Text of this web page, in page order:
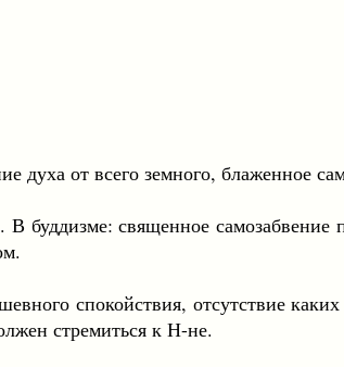
всего земного, блаженное
священное самозабвение
отсутствие каких
стремиться к Н-не.